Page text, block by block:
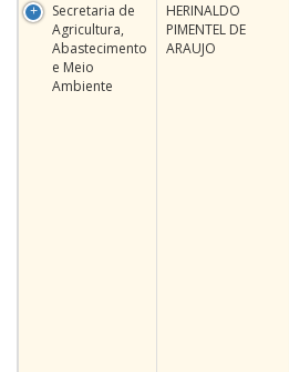
Secretaria de
Agricultura,
Abastecimento
e Meio
Ambiente
HERINALDO
PIMENTEL DE
ARAUJO